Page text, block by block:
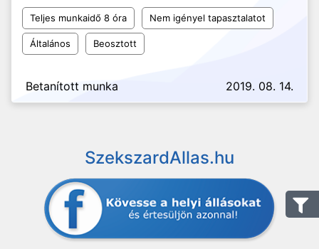
Teljes munkaidő 8 óra Nem igényel tapasztalatot
Általános Beosztott
Betanított munka 2019. 08. 14.
SzekszardAllas.hu